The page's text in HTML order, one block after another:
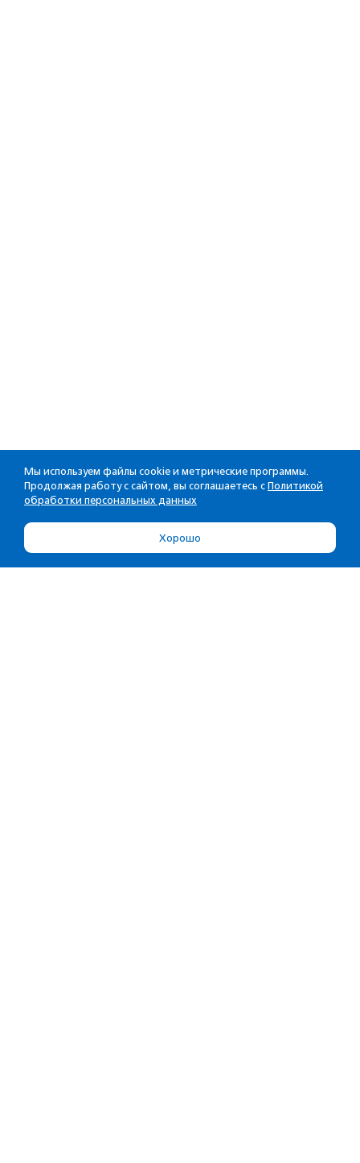
Мы используем файлы cookie и метрические программы.
Продолжая работу с сайтом, вы соглашаетесь с Политикой
обработки персональных данных
Хорошо